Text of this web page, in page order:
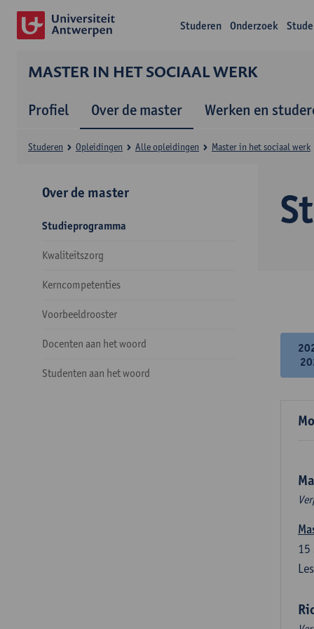
Studeren Onderzoek
MASTER IN HET SOCIAAL WERK
Profiel Over de master Werken en
Studeren Opleidingen Alle opleidingen Master in het sociaal werk
Over de master
Studieprogramma
Kwaliteitszorg
Kerncompetenties
Voorbeeldrooster
Docenten aan het woord
Studenten aan het woord
15